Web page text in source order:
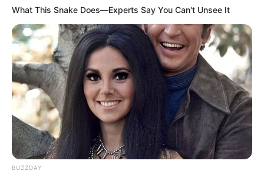
What This Snake Does—Experts Say You Can't Unsee It
BUZZDAY